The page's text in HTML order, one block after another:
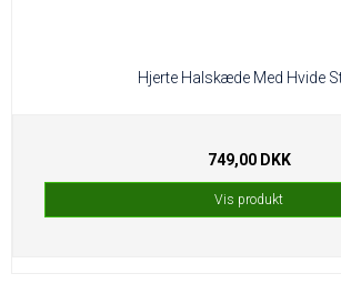
Hjerte Halskæde Med Hvide
749,00 DKK
Vis produkt